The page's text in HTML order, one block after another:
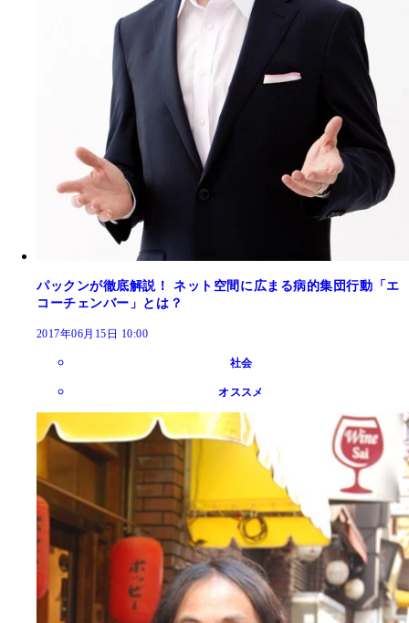
パックンが徹底解説！ ネット空間に広まる病的集団行動「エ
コーチェンバー」とは？
2017年06月15日 10:00
社会
オススメ